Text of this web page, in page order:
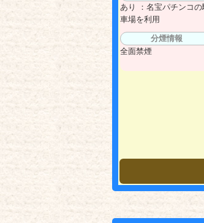
あり ：名宝パチンコの
車場を利用
分煙情報
全面禁煙